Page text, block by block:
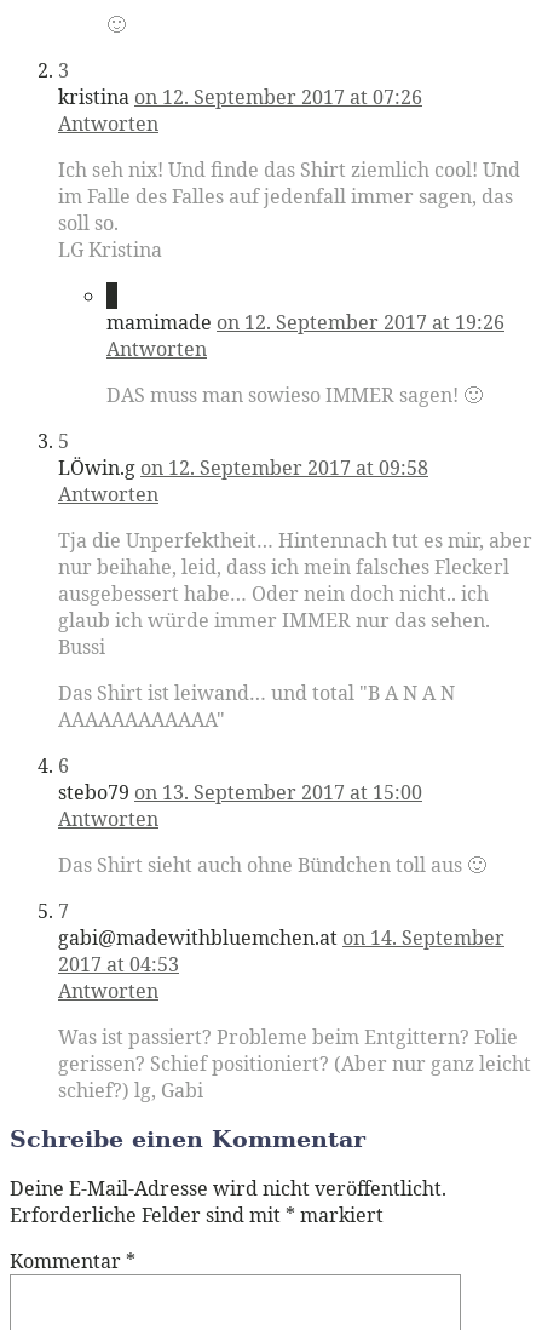
🙂
3
kristina on 12. September 2017 at 07:26
Antworten
Ich seh nix! Und finde das Shirt ziemlich cool! Und
im Falle des Falles auf jedenfall immer sagen, das
soll so.
LG Kristina
mamimade on 12. September 2017 at 19:26
Antworten
DAS muss man sowieso IMMER sagen! 🙂
5
LÖwin.g on 12. September 2017 at 09:58
Antworten
Tja die Unperfektheit… Hintennach tut es mir, aber
nur beihahe, leid, dass ich mein falsches Fleckerl
ausgebessert habe… Oder nein doch nicht.. ich
glaub ich würde immer IMMER nur das sehen.
Bussi
Das Shirt ist leiwand… und total "B A N A N
AAAAAAAAAAAA"
6
stebo79 on 13. September 2017 at 15:00
Antworten
Das Shirt sieht auch ohne Bündchen toll aus 🙂
7
gabi@madewithbluemchen.at on 14. September
2017 at 04:53
Antworten
Was ist passiert? Probleme beim Entgittern? Folie
gerissen? Schief positioniert? (Aber nur ganz leicht
schief?) lg, Gabi
Schreibe einen Kommentar
Deine E-Mail-Adresse wird nicht veröffentlicht.
Erforderliche Felder sind mit * markiert
Kommentar *